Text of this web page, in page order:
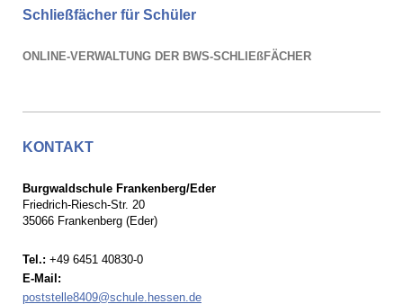
Schließfächer für Schüler
ONLINE-VERWALTUNG DER BWS-SCHLIEßFÄCHER
KONTAKT
Burgwaldschule Frankenberg/Eder
Friedrich-Riesch-Str. 20
35066 Frankenberg (Eder)
Tel.: +49 6451 40830-0
E-Mail:
poststelle8409@schule.hessen.de